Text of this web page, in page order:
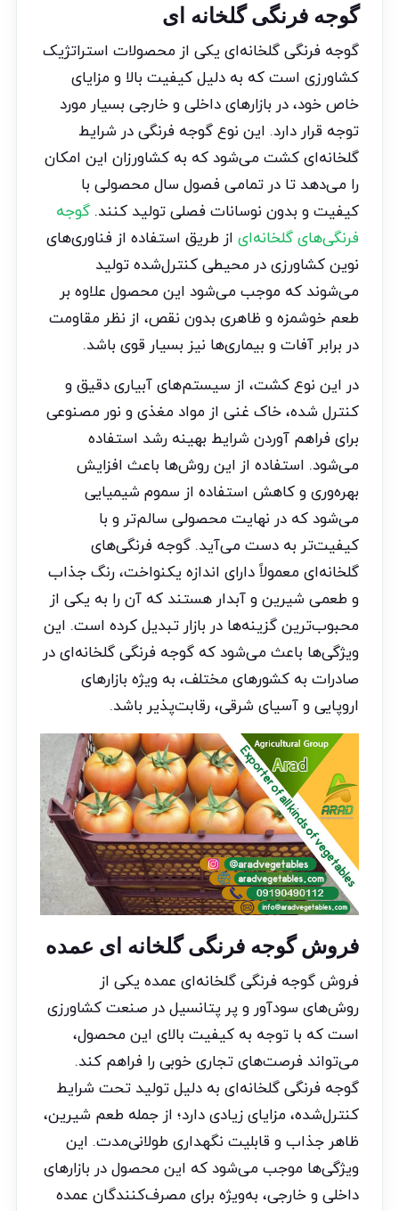
گوجه فرنگی گلخانه ای
گوجه فرنگی گلخانه‌ای یکی از محصولات استراتژیک
کشاورزی است که به دلیل کیفیت بالا و مزایای
خاص خود، در بازارهای داخلی و خارجی بسیار مورد
توجه قرار دارد. این نوع گوجه فرنگی در شرایط
گلخانه‌ای کشت می‌شود که به کشاورزان این امکان
را می‌دهد تا در تمامی فصول سال محصولی با
کیفیت و بدون نوسانات فصلی تولید کنند.گوجه
فرنگی‌های گلخانه‌ای از طریق استفاده از فناوری‌های
نوین کشاورزی در محیطی کنترل‌شده تولید
می‌شوند که موجب می‌شود این محصول علاوه بر
طعم خوشمزه و ظاهری بدون نقص، از نظر مقاومت
در برابر آفات و بیماری‌ها نیز بسیار قوی باشد.
در این نوع کشت، از سیستم‌های آبیاری دقیق و
کنترل شده، خاک غنی از مواد مغذی و نور مصنوعی
برای فراهم آوردن شرایط بهینه رشد استفاده
می‌شود. استفاده از این روش‌ها باعث افزایش
بهره‌وری و کاهش استفاده از سموم شیمیایی
می‌شود که در نهایت محصولی سالم‌تر و با
کیفیت‌تر به دست می‌آید. گوجه فرنگی‌های
گلخانه‌ای معمولاً دارای اندازه یکنواخت، رنگ جذاب
و طعمی شیرین و آبدار هستند که آن را به یکی از
محبوب‌ترین گزینه‌ها در بازار تبدیل کرده است. این
ویژگی‌ها باعث می‌شود که گوجه فرنگی گلخانه‌ای در
صادرات به کشورهای مختلف، به ویژه بازارهای
اروپایی و آسیای شرقی، رقابت‌پذیر باشد.
فروش گوجه فرنگی گلخانه ای عمده
فروش گوجه فرنگی گلخانه‌ای عمده یکی از
روش‌های سودآور و پر پتانسیل در صنعت کشاورزی
است که با توجه به کیفیت بالای این محصول،
می‌تواند فرصت‌های تجاری خوبی را فراهم کند.
گوجه فرنگی گلخانه‌ای به دلیل تولید تحت شرایط
کنترل‌شده، مزایای زیادی دارد؛ از جمله طعم شیرین،
ظاهر جذاب و قابلیت نگهداری طولانی‌مدت. این
ویژگی‌ها موجب می‌شود که این محصول در بازارهای
داخلی و خارجی، به‌ویژه برای مصرف‌کنندگان عمده